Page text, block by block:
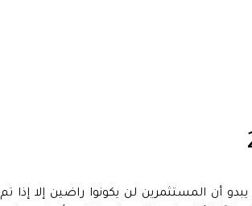
البالغة 1،800 دولار للأونصة. يبدو أن المستثمرين لن يكونوا راضين إلا إذا تم